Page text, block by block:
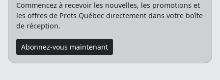
Commencez à recevoir les nouvelles, les promotions et
les offres de Prets Québec directement dans votre boîte
de réception.
Abonnez-vous maintenant